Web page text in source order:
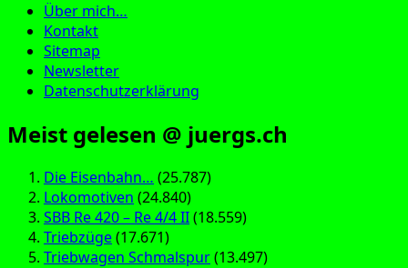
Über mich…
Kontakt
Sitemap
Newsletter
Datenschutzerklärung
Meist gelesen @ juergs.ch
Die Eisenbahn… (25.787)
Lokomotiven (24.840)
SBB Re 420 – Re 4/4 II(18.559)
Triebzüge(17.671)
Triebwagen Schmalspur(13.497)